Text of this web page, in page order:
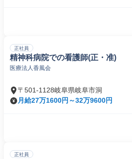
正社員
精神科病院での看護師(正・准)
医療法人香風会
〒501-1128岐阜県岐阜市洞
月給27万1600円～32万9600円
正社員